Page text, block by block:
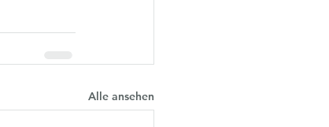
Alle ansehen